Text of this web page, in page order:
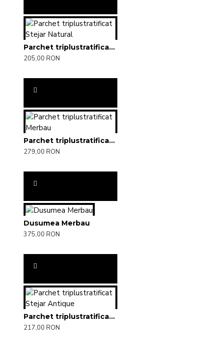
Parchet triplustratificat Stejar Natural
205,00 RON
Parchet triplustratificat Merbau
279,00 RON
Dusumea Merbau
375,00 RON
Parchet triplustratificat Stejar Antique
217,00 RON